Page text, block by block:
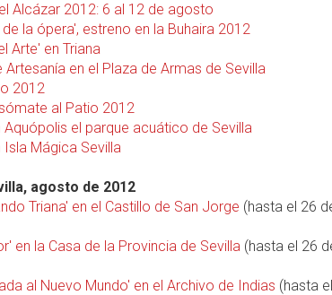
Alcázar 2012: 6 al 12 de agosto
la ópera', estreno en la Buhaira 2012
Arte' en Triana
en el Plaza de Armas de Sevilla
2012
al Patio 2012
el parque acuático de Sevilla
Mágica Sevilla
agosto de 2012
Triana' en el Castillo de San Jorge (hasta el 26
en la Casa de la Provincia de Sevilla (hasta el 26
al Nuevo Mundo' en el Archivo de Indias (hasta